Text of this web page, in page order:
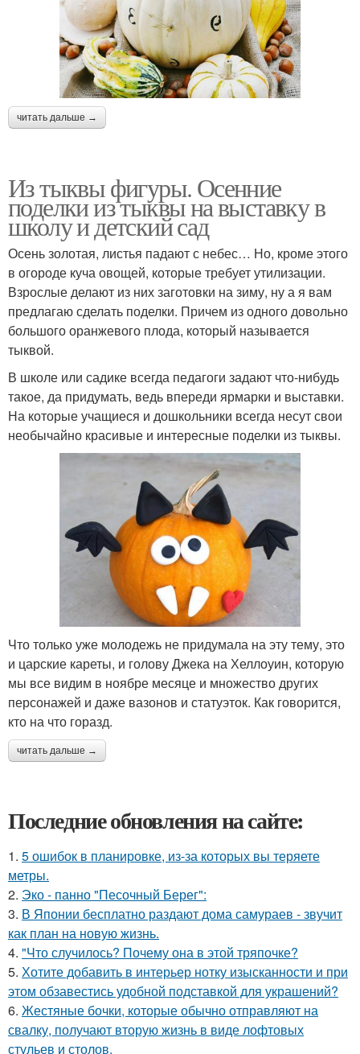
читать дальше →
Из тыквы фигуры. Осенние
поделки из тыквы на выставку в
школу и детский сад
Осень золотая, листья падают с небес… Но, кроме этого
в огороде куча овощей, которые требует утилизации.
Взрослые делают из них заготовки на зиму, ну а я вам
предлагаю сделать поделки. Причем из одного довольно
большого оранжевого плода, который называется
тыквой.
В школе или садике всегда педагоги задают что-нибудь
такое, да придумать, ведь впереди ярмарки и выставки.
На которые учащиеся и дошкольники всегда несут свои
необычайно красивые и интересные поделки из тыквы.
Что только уже молодежь не придумала на эту тему, это
и царские кареты, и голову Джека на Хеллоуин, которую
мы все видим в ноябре месяце и множество других
персонажей и даже вазонов и статуэток. Как говорится,
кто на что горазд.
читать дальше →
Последние обновления на сайте:
1. 5 ошибок в планировке, из-за которых вы теряете
метры.
2. Эко - панно "Песочный Берег":
3. В Японии бесплатно раздают дома самураев - звучит
как план на новую жизнь.
4. "Что случилось? Почему она в этой тряпочке?
5. Хотите добавить в интерьер нотку изысканности и при
этом обзавестись удобной подставкой для украшений?
6. Жестяные бочки, которые обычно отправляют на
свалку, получают вторую жизнь в виде лофтовых
стульев и столов.